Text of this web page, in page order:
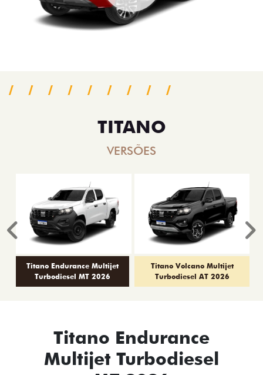
TITANO
VERSÕES
Titano Endurance Multijet
Turbodiesel MT 2026
Titano Volcano Multijet
Turbodiesel AT 2026
Anterior
Titano Endurance
Multijet Turbodiesel